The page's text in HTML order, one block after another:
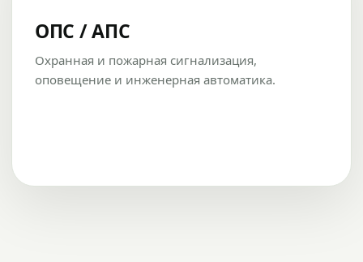
ОПС / АПС
Охранная и пожарная сигнализация,
оповещение и инженерная автоматика.